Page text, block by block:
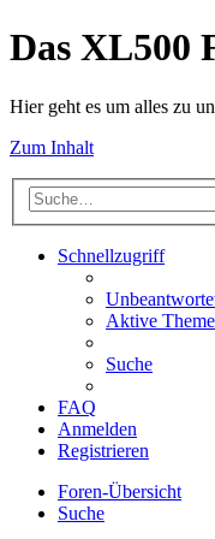
Das XL500
Hier geht es um alles zu
Zum Inhalt
Schnellzugriff
Aktive
Suche
FAQ
Anmelden
Registrieren
Foren-Übersicht
Suche